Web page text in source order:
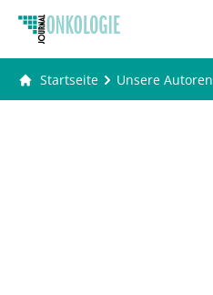
Startseite Unsere Autoren